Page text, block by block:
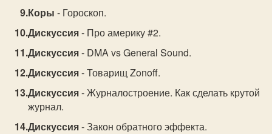
Коры - Гороскоп.
Дискуссия- Про америку #2.
Дискуссия- DMA vs General Sound.
Дискуссия- Товарищ Zonoff.
Дискуссия- Журналостроение. Как сделать крутой
журнал.
Дискуссия- Закон обратного эффекта.